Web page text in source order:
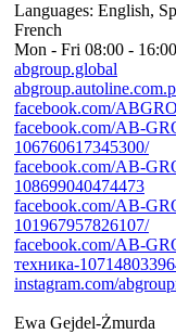
Languages: English,
French
Mon - Fri 08:00 - 16:00
abgroup.global
facebook.com/
facebook.com/AB-
106760617345300/
facebook.com/AB-
108699040474473
facebook.com/AB-
101967957826107/
facebook.com/AB-
техника-
instagram.com/
Ewa Gejdel-Żmurda